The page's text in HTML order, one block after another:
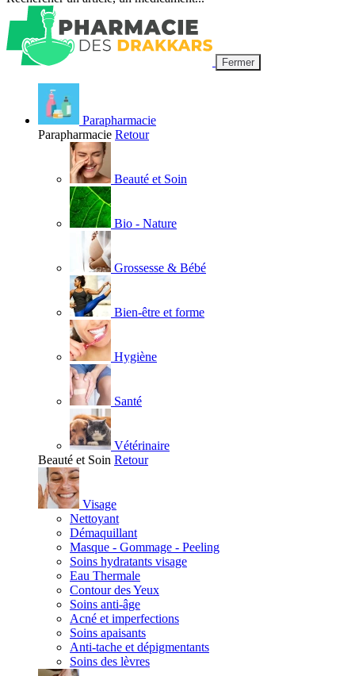
Fermer
Parapharmacie
Parapharmacie Retour
Beauté et Soin
Bio - Nature
Grossesse & Bébé
Bien-être et forme
Hygiène
Santé
Vétérinaire
Beauté et Soin Retour
Visage
Nettoyant
Démaquillant
Masque - Gommage - Peeling
Soins hydratants visage
Eau Thermale
Contour des Yeux
Soins anti-âge
Acné et imperfections
Soins apaisants
Anti-tache et dépigmentants
Soins des lèvres